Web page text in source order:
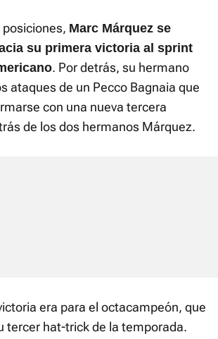
posiciones, Marc Márquez se
su primera victoria al sprint
. Por detrás, su hermano
ataques de un Pecco Bagnaia que
con una nueva tercera
de los dos hermanos Márquez.
era para el octacampeón, que
tercer hat-trick de la temporada.